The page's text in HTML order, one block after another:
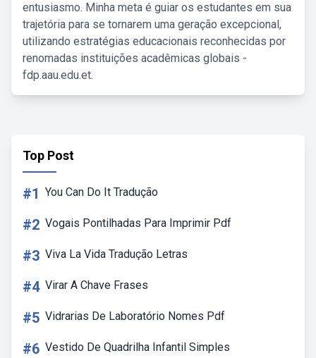
entusiasmo. Minha meta é guiar os estudantes em sua
trajetória para se tornarem uma geração excepcional,
utilizando estratégias educacionais reconhecidas por
renomadas instituições acadêmicas globais -
fdp.aau.edu.et.
Top Post
#1 You Can Do It Tradução
#2 Vogais Pontilhadas Para Imprimir Pdf
#3 Viva La Vida Tradução Letras
#4 Virar A Chave Frases
#5 Vidrarias De Laboratório Nomes Pdf
#6 Vestido De Quadrilha Infantil Simples